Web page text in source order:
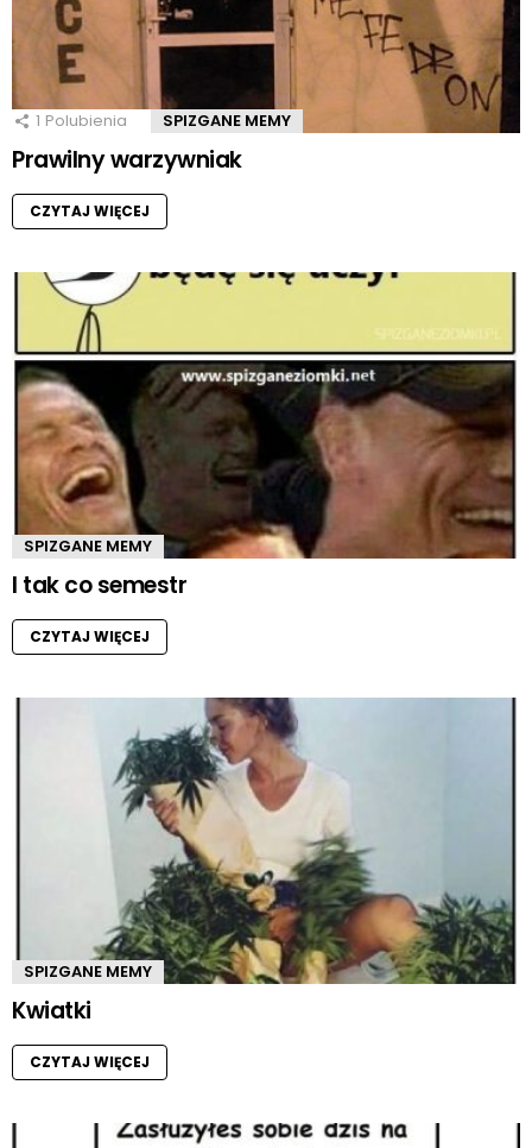
1 Polubienia SPIZGANE MEMY
Prawilny warzywniak
CZYTAJ WIĘCEJ
SPIZGANE MEMY
I tak co semestr
CZYTAJ WIĘCEJ
SPIZGANE MEMY
Kwiatki
CZYTAJ WIĘCEJ